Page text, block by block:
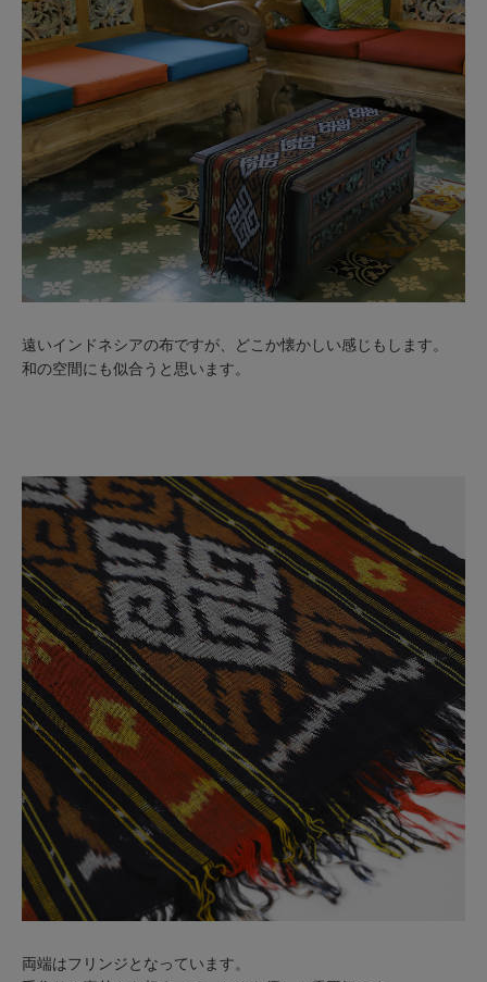
遠いインドネシアの布ですが、どこか懐かしい感じもします。
和の空間にも似合うと思います。
両端はフリンジとなっています。